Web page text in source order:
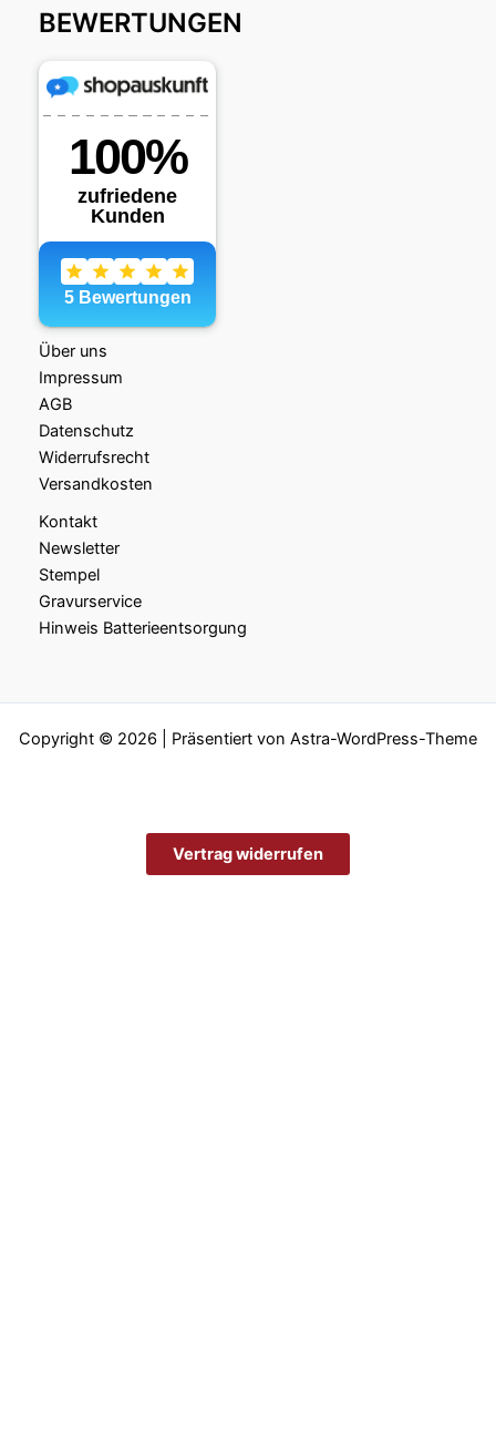
BEWERTUNGEN
Über uns
Impressum
AGB
Datenschutz
Widerrufsrecht
Versandkosten
Kontakt
Newsletter
Stempel
Gravurservice
Hinweis Batterieentsorgung
Copyright © 2026 | Präsentiert von Astra-WordPress-Theme
Vertrag widerrufen